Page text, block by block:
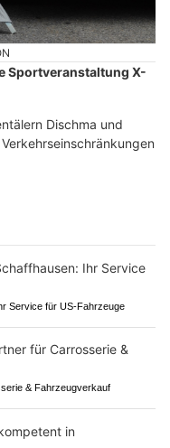
Sportveranstaltung X-
Dischma und
Service für US-Fahrzeuge
& Fahrzeugverkauf